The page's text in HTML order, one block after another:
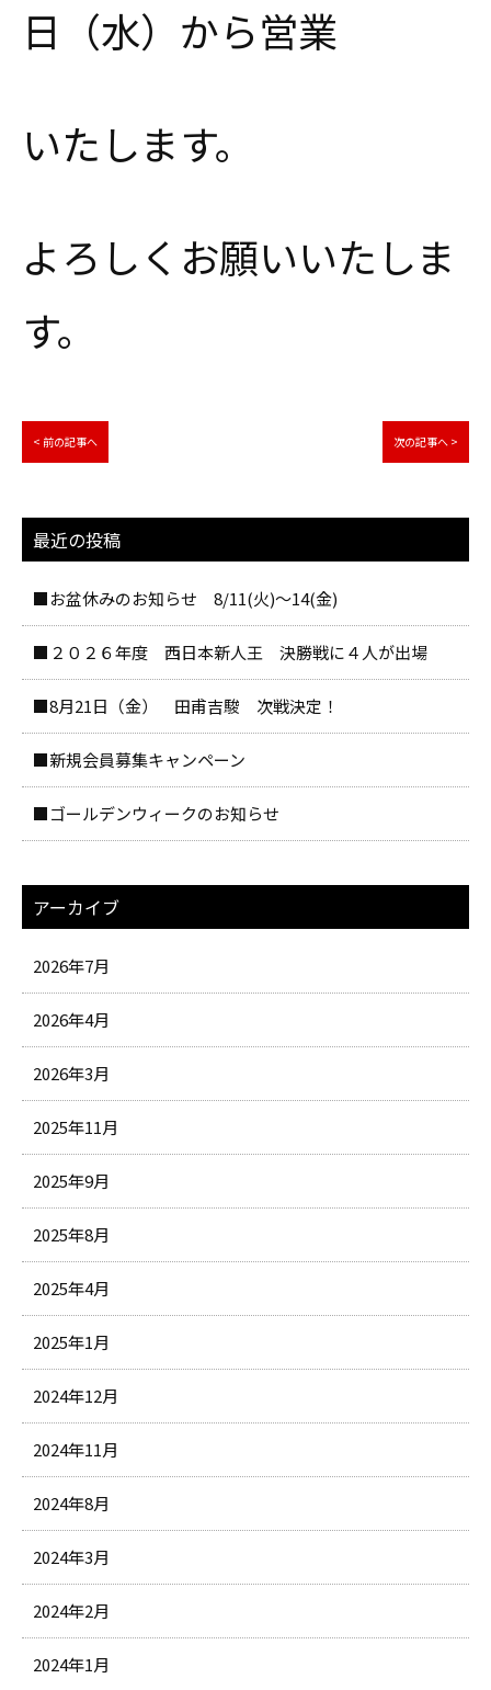
日（水）から営業
いたします。
よろしくお願いいたしま
す。
< 前の記事へ 次の記事へ >
最近の投稿
■お盆休みのお知らせ 8/11(火)～14(金)
■２０２６年度 西日本新人王 決勝戦に４人が出場
■8月21日（金） 田甫吉駿 次戦決定！
■新規会員募集キャンペーン
■ゴールデンウィークのお知らせ
アーカイブ
2026年7月
2026年4月
2026年3月
2025年11月
2025年9月
2025年8月
2025年4月
2025年1月
2024年12月
2024年11月
2024年8月
2024年3月
2024年2月
2024年1月